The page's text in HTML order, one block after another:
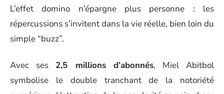
L’effet domino n’épargne plus personne : les
répercussions s’invitent dans la vie réelle, bien loin du
simple “buzz”.
Avec ses 2,5 millions d’abonnés, Miel Abitbol
symbolise le double tranchant de la notoriété